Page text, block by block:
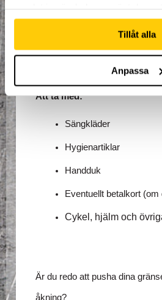
Tillåt alla
Anpassa
Kunskap om träning,
Gemenskap med
delar din passion
Att ta med:
Sängkläder
Hygienartiklar
Handduk
Eventuellt betalkort
Cykel, hjälm och
Är du redo att pusha dina
åkning?